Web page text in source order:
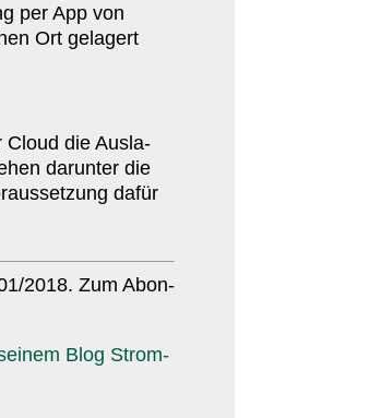
per App von
Ort gelagert
Cloud die Ausla­
darunter die
dafür
/​2018. Zum Abon­
Blog Strom­